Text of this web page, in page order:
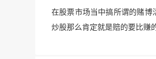
在股票市场当中搞所谓的赌博
炒股那么肯定就是赔的要比赚